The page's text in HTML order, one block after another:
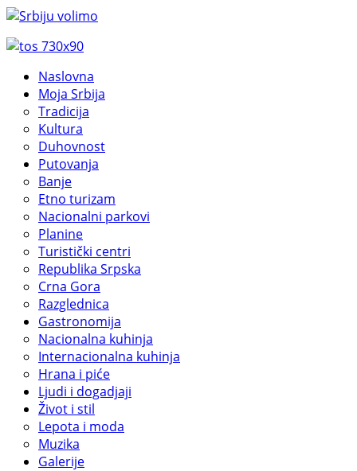
Naslovna
Moja Srbija
Tradicija
Kultura
Duhovnost
Putovanja
Banje
Etno turizam
Nacionalni parkovi
Planine
Turistički centri
Republika Srpska
Crna Gora
Razglednica
Gastronomija
Nacionalna kuhinja
Internacionalna kuhinja
Hrana i piće
Ljudi i dogadjaji
Život i stil
Lepota i moda
Muzika
Galerije